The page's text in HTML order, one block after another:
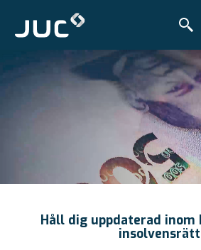
Håll dig uppdaterad inom
insolvensrätt